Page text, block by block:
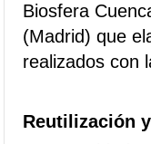
Biosfera
(Madrid) que
realizados con
Reutilización